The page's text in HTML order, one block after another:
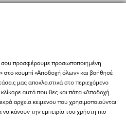
σου προσφέρουμε προσωποποιημένη
στο κουμπί «Αποδοχή όλων» και βοήθησέ
μας αποκλειστικά στο περιεχόμενο
αυτά που θες και πάτα «Αποδοχή
αρχεία κειμένου που χρησιμοποιούνται
κάνουν την εμπειρία του χρήστη πιο